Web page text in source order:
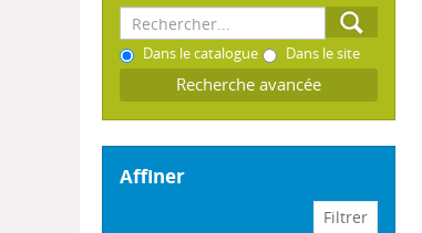
Dans le catalogue Dans le site
Recherche avancée
affiner